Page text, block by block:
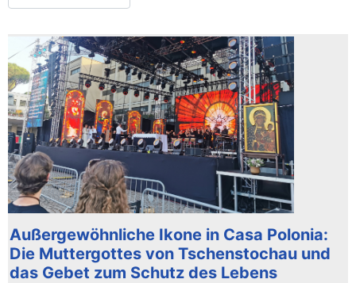
Außergewöhnliche Ikone in Casa Polonia:
Die Muttergottes von Tschenstochau und
das Gebet zum Schutz des Lebens